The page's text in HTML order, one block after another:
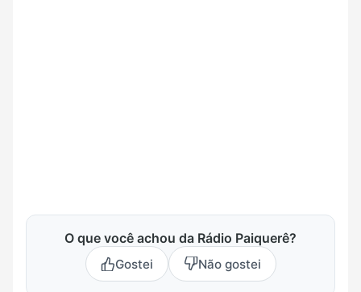
O que você achou da Rádio Paiquerê?
Gostei Não gostei